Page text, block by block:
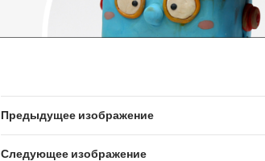
Предыдущее изображение
Следующее изображение